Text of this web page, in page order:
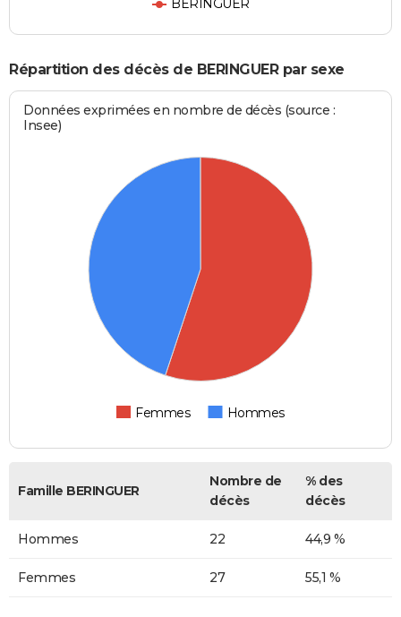
BERINGUER
Répartition des décès de BERINGUER par sexe
Données exprimées en nombre de décès (source :
Insee)
Femmes Hommes
Famille BERINGUER
Nombre de
décès
% des
décès
Hommes 22 44,9 %
Femmes 27 55,1 %